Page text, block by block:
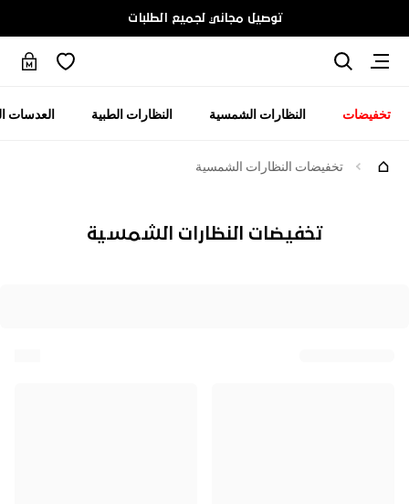
توصيل مجاني لجميع الطلبات
تخفيضات النظارات الشمسية النظارات الطبية العدسات
تخفيضات النظارات الشمسية
تخفيضات النظارات الشمسية